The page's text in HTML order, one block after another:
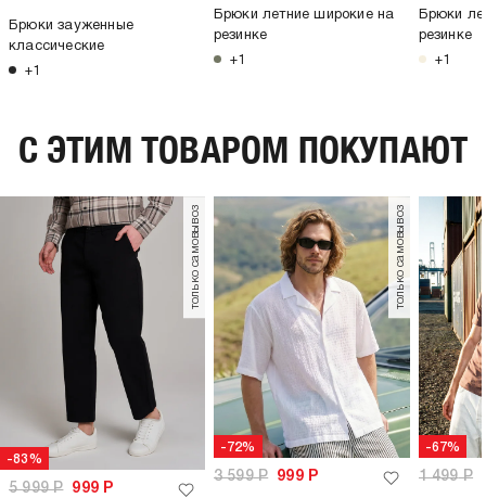
Брюки зауженные
классические
+1
Брюки летние широкие на
резинке
+1
Брюки
резинке
+1
C ЭТИМ ТОВАРОМ ПОКУПАЮТ
-83%
только самовывоз
5 999Р 999 Р
-72%
только самовывоз
3 599Р 999Р
-67%
1 499Р